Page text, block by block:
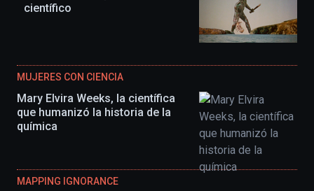
científico
MUJERES CON CIENCIA
Mary Elvira Weeks, la científica
que humanizó la historia de la
química
MAPPING IGNORANCE